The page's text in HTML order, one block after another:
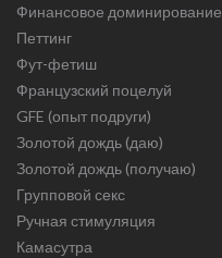
Финансовое доминирование
Петтинг
Фут-фетиш
Французский поцелуй
GFE (опыт подруги)
Золотой дождь (даю)
Золотой дождь (получаю)
Групповой секс
Ручная стимуляция
Камасутра